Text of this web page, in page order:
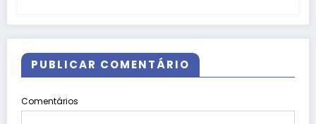
PUBLICAR COMENTÁRIO
Comentários